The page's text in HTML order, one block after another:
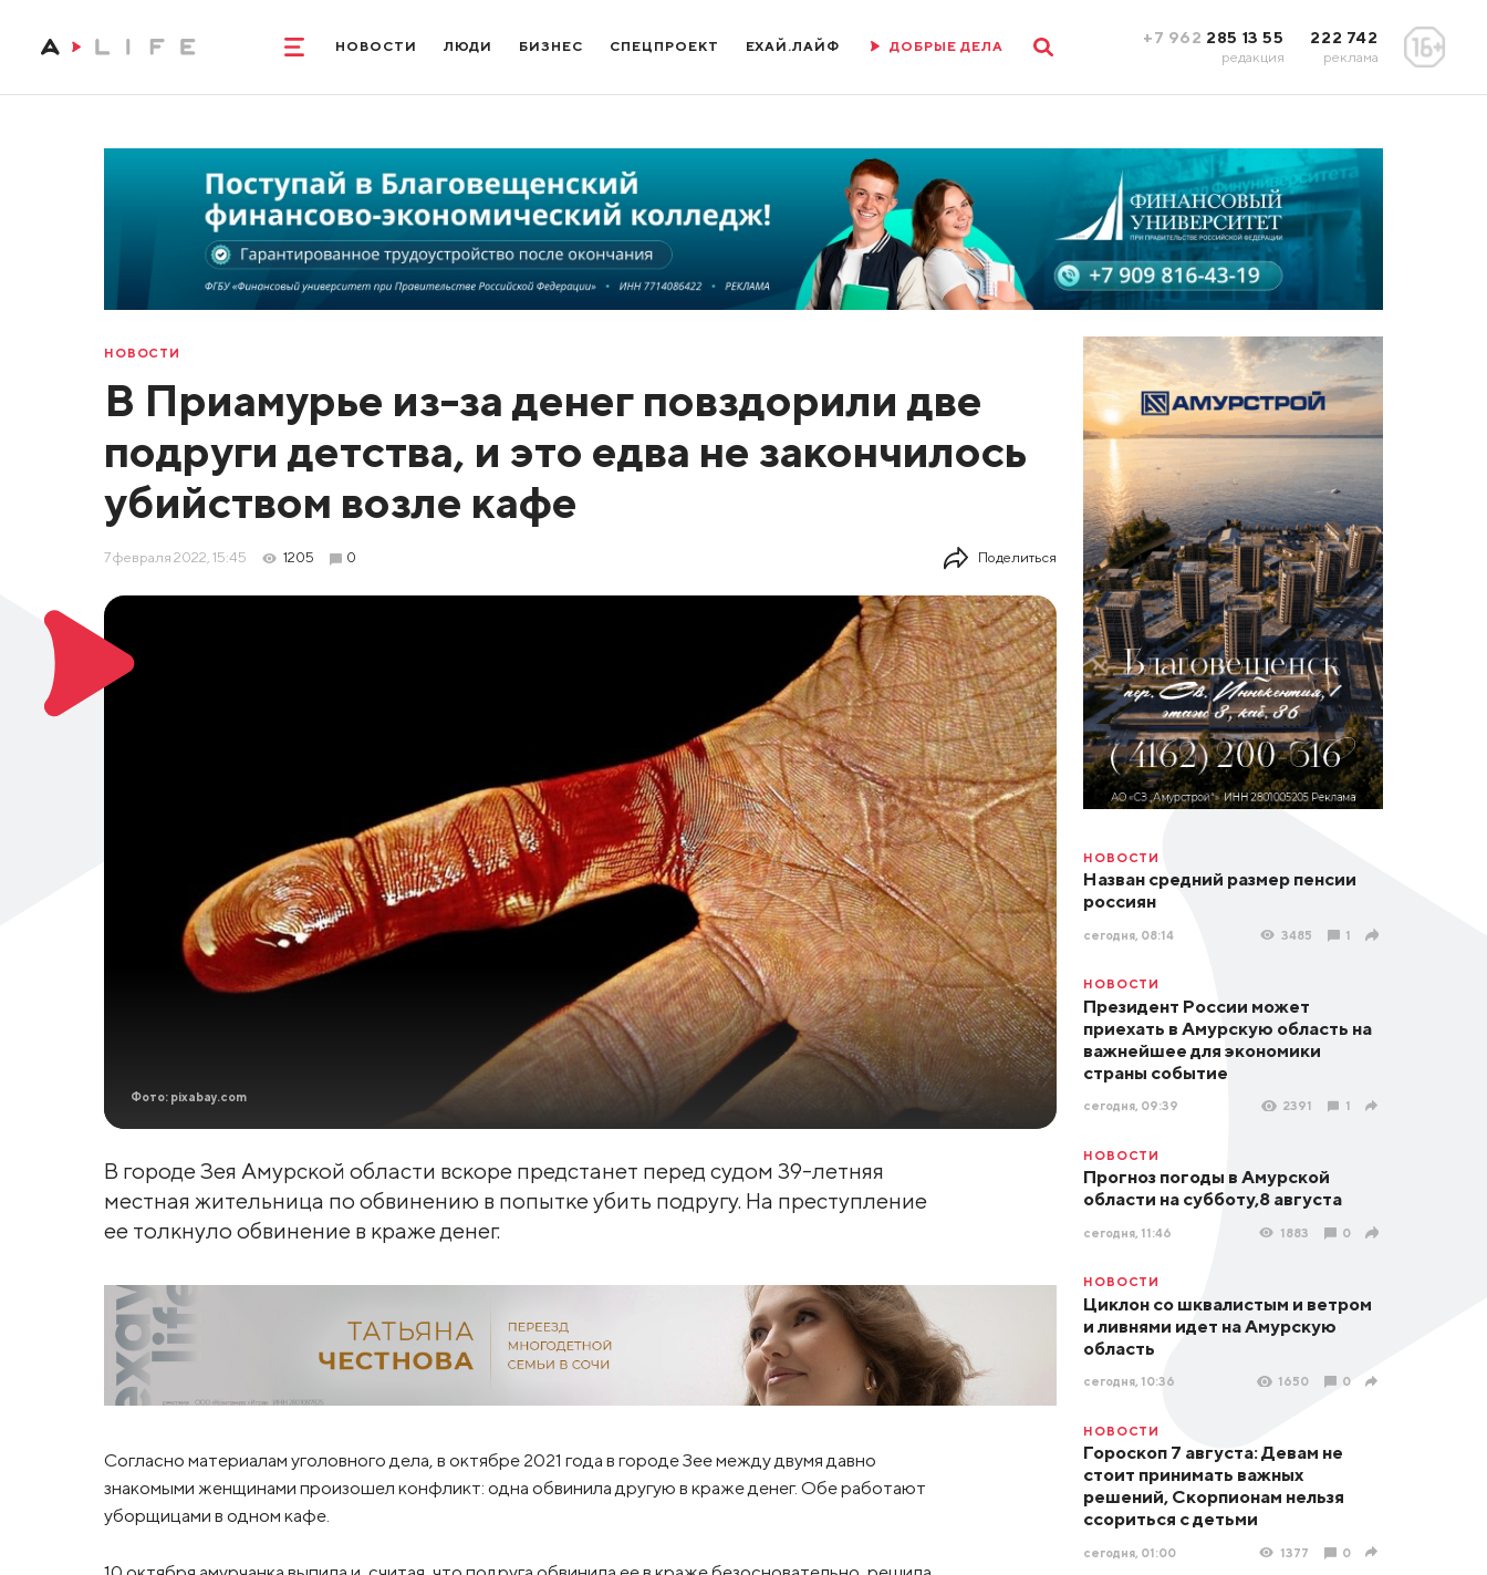
НОВОСТИ ЛЮДИ БИЗНЕС СПЕЦПРОЕКТ ЕХАЙ.ЛАЙФ ДОБРЫЕ ДЕЛА +7 962 285 13 55
редакция
222 742
реклама
НОВОСТИ
В Приамурье из-за денег повздорили две
подруги детства, и это едва не закончилось
убийством возле кафе
7 февраля 2022, 15:45 1205 0 Поделиться
Фото: pixabay.com
В городе Зея Амурской области вскоре предстанет перед судом 39-летняя
местная жительница по обвинению в попытке убить подругу. На преступление
ее толкнуло обвинение в краже денег.
Согласно материалам уголовного дела, в октябре 2021 года в городе Зее между двумя давно
знакомыми женщинами произошел конфликт: одна обвинила другую в краже денег. Обе работают
уборщицами в одном кафе.
НОВОСТИ
Назван средний размер пенсии
россиян
сегодня, 08:14 3485 1
НОВОСТИ
Президент России может
приехать в Амурскую область на
важнейшее для экономики
страны событие
сегодня, 09:39 2391 1
НОВОСТИ
Прогноз погоды в Амурской
области на субботу,8 августа
сегодня, 11:46 1883 0
НОВОСТИ
Циклон со шквалистым и ветром
и ливнями идет на Амурскую
область
сегодня, 10:36 1650 0
НОВОСТИ
Гороскоп 7 августа: Девам не
стоит принимать важных
решений, Скорпионам нельзя
ссориться с детьми
сегодня, 01:00 1377 0